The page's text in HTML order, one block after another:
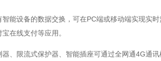
能设备的数据交换，可在PC端或移动端实现实时
在线支付等应用。
、限流式保护器、智能插座可通过全网通4G通讯